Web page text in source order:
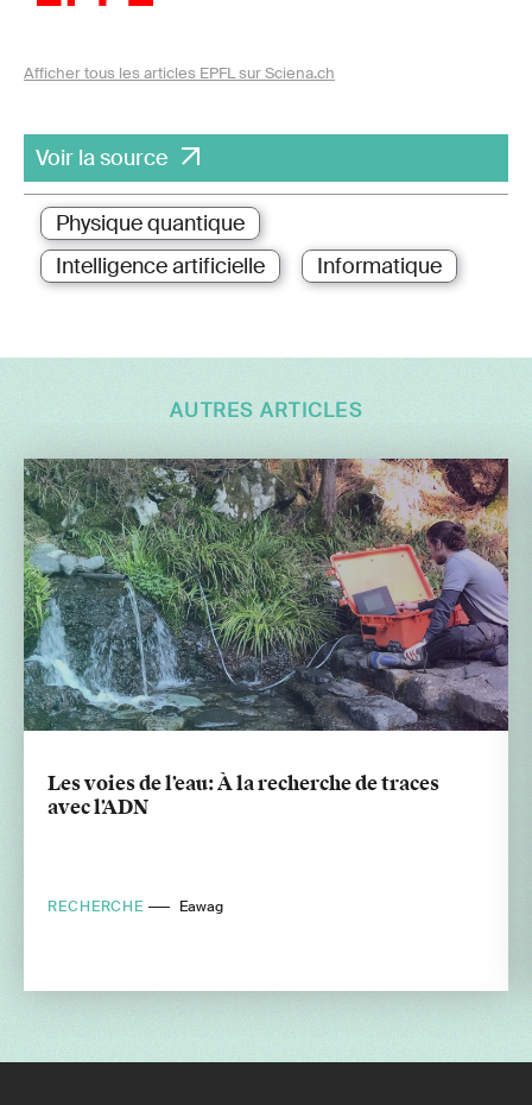
Afficher tous les articles EPFL sur Sciena.ch
Voir la source
Physique quantique
Intelligence artificielle
Informatique
AUTRES ARTICLES
Les voies de l’eau: À la recherche de traces
avec l’ADN
RECHERCHE Eawag